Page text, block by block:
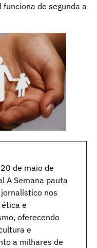
de segunda a
de maio de
A Semana pauta
nos
e
oferecendo
e
a milhares de